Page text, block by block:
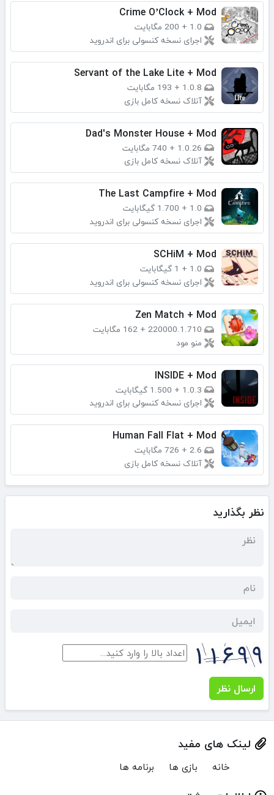
Crime O’Clock + Mod
1.0
+ 200 مگابایت
اجرای نسخه کنسولی برای اندروید
Servant of the Lake Lite + Mod
1.0.8
+ 193 مگابایت
آنلاک نسخه کامل بازی
Dad's Monster House + Mod
1.0.26
+ 740 مگابایت
آنلاک نسخه کامل بازی
The Last Campfire + Mod
1.0
+ 1.700 گیگابایت
اجرای نسخه کنسولی برای اندروید
SCHiM + Mod
1.0
+ 1 گیگابایت
اجرای نسخه کنسولی برای اندروید
Zen Match + Mod
220000.1.710
+ 162 مگابایت
منو مود
INSIDE + Mod
1.0.3
+ 1.500 گیگابایت
اجرای نسخه کنسولی برای اندروید
Human Fall Flat + Mod
2.6
+ 726 مگابایت
آنلاک نسخه کامل بازی
نظر بگذارید
ارسال نظر
لینک های مفید
خانه بازی ها برنامه ها